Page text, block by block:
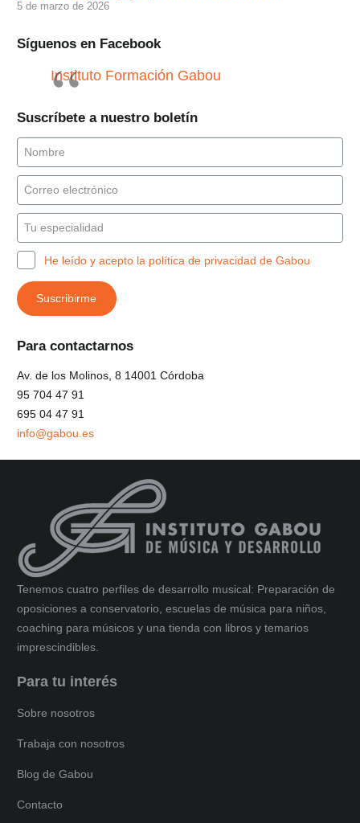
5 de marzo de 2026
Síguenos en Facebook
Instituto Formación Gabou
Suscríbete a nuestro boletín
He leído y acepto la política de privacidad de Gabou
Para contactarnos
Av. de los Molinos, 8 14001 Córdoba
95 704 47 91
695 04 47 91
info@gabou.es
Tenemos cuatro perfiles de desarrollo musical: Preparación de
oposiciones a conservatorio, escuelas de música para niños,
coaching para músicos y una tienda con libros y temarios
imprescindibles.
Para tu interés
Sobre nosotros
Trabaja con nosotros
Blog de Gabou
Contacto